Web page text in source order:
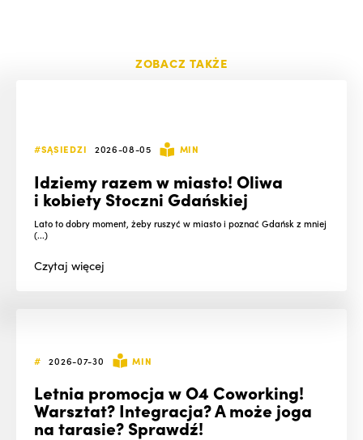
ZOBACZ TAKŻE
#SĄSIEDZI 2026-08-05 MIN
Idziemy razem w miasto! Oliwa
i kobiety Stoczni Gdańskiej
Lato to dobry moment, żeby ruszyć w miasto i poznać Gdańsk z mniej
(...)
Czytajwięcej
# 2026-07-30 MIN
Letnia promocja w O4 Coworking!
Warsztat? Integracja? A może joga
na tarasie? Sprawdź!